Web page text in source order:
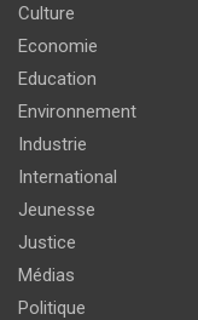
Culture
Economie
Education
Environnement
Industrie
International
Jeunesse
Justice
Médias
Politique